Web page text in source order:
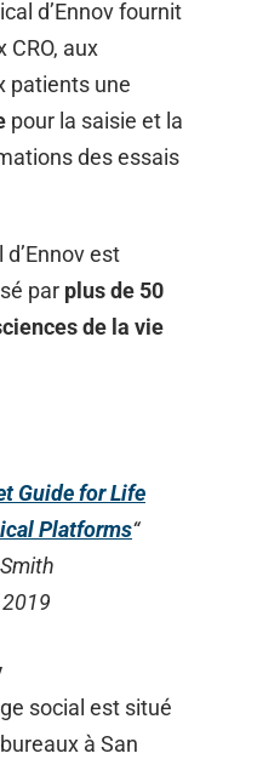
d’Ennov fournit
CRO, aux
patients une
pour la saisie et la
des essais
est
par plus de 50
de la vie
Guide for Life
Platforms“
social est situé
à San